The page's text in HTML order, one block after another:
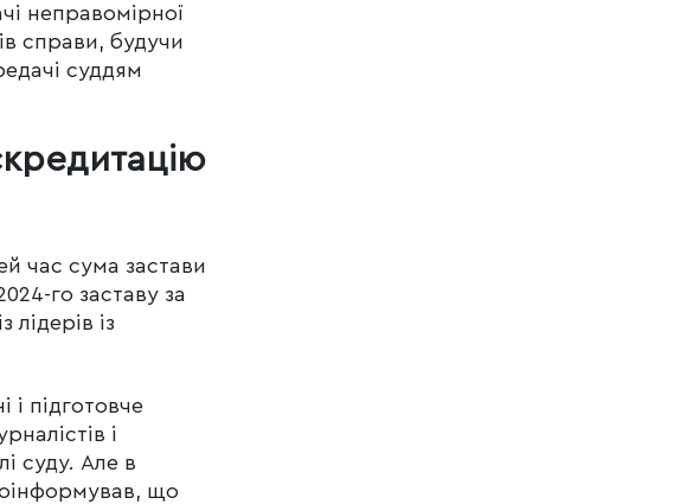
неправомірної
справи, будучи
суддям
час сума застави
го заставу за
із
підготовче
і
суду. Але в
що